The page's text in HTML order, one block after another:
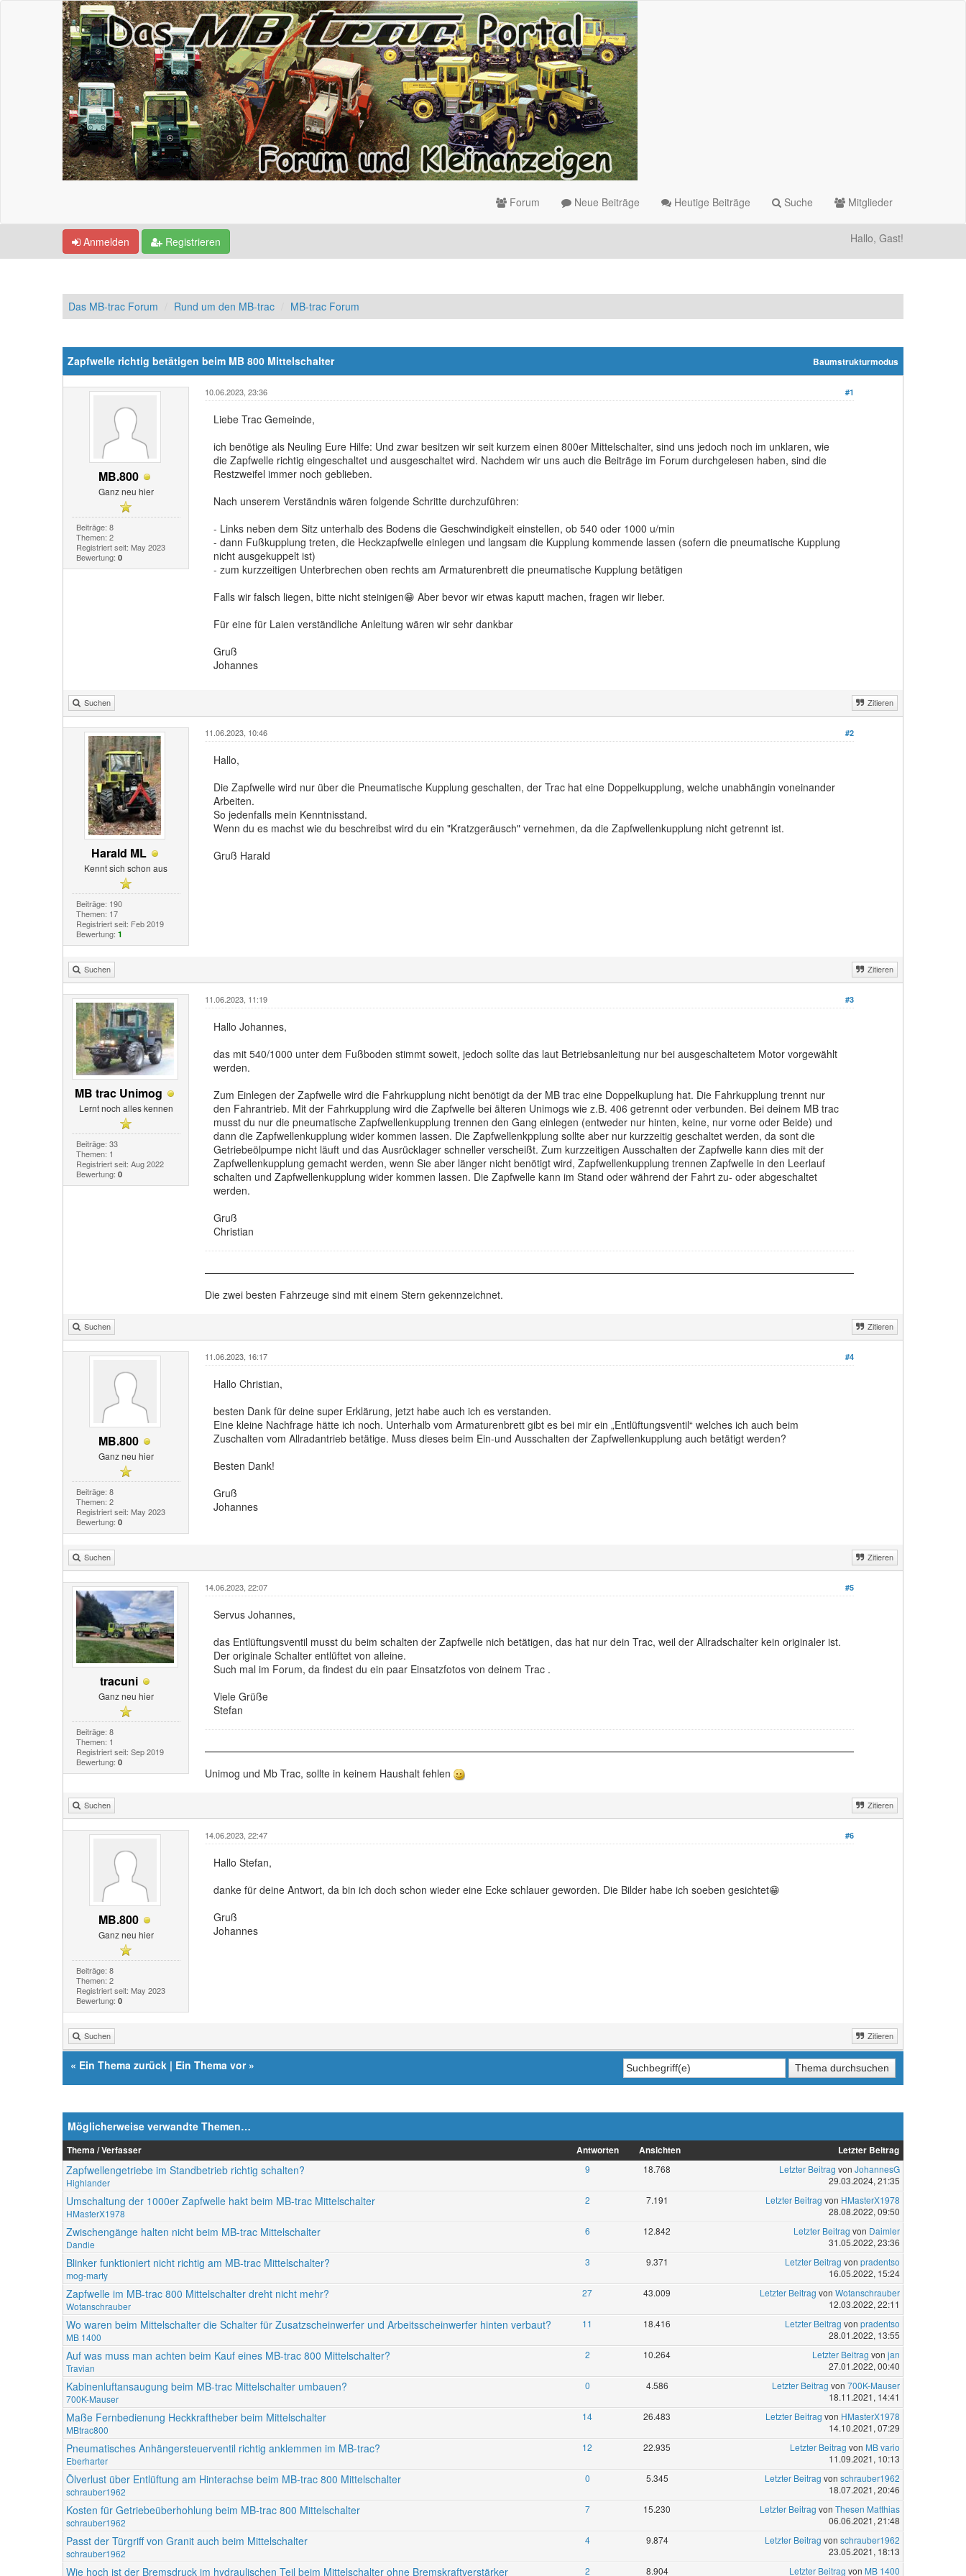
Forum Neue Beiträge Heutige Beiträge Suche Mitglieder
Anmelden Registrieren Hallo, Gast!
Das MB-trac Forum Rund um den MB-trac MB-trac Forum
Baumstrukturmodus
Zapfwelle richtig betätigen beim MB 800 Mittelschalter
MB.800
Ganz neu hier
Beiträge: 8
Themen: 2
Registriert seit: May 2023
Bewertung: 0
#1
10.06.2023, 23:36
Liebe Trac Gemeinde,
ich benötige als Neuling Eure Hilfe: Und zwar besitzen wir seit kurzem einen 800er Mittelschalter, sind uns jedoch noch im unklaren, wie
die Zapfwelle richtig eingeschaltet und ausgeschaltet wird. Nachdem wir uns auch die Beiträge im Forum durchgelesen haben, sind die
Restzweifel immer noch geblieben.
Nach unserem Verständnis wären folgende Schritte durchzuführen:
- Links neben dem Sitz unterhalb des Bodens die Geschwindigkeit einstellen, ob 540 oder 1000 u/min
- dann Fußkupplung treten, die Heckzapfwelle einlegen und langsam die Kupplung kommende lassen (sofern die pneumatische Kupplung
nicht ausgekuppelt ist)
- zum kurzzeitigen Unterbrechen oben rechts am Armaturenbrett die pneumatische Kupplung betätigen
Falls wir falsch liegen, bitte nicht steinigen😁 Aber bevor wir etwas kaputt machen, fragen wir lieber.
Für eine für Laien verständliche Anleitung wären wir sehr dankbar
Gruß
Johannes
Suchen Zitieren
Harald ML
Kennt sich schon aus
Beiträge: 190
Themen: 17
Registriert seit: Feb 2019
Bewertung: 1
#2
11.06.2023, 10:46
Hallo,
Die Zapfwelle wird nur über die Pneumatische Kupplung geschalten, der Trac hat eine Doppelkupplung, welche unabhängin voneinander
Arbeiten.
So jedenfalls mein Kenntnisstand.
Wenn du es machst wie du beschreibst wird du ein "Kratzgeräusch" vernehmen, da die Zapfwellenkupplung nicht getrennt ist.
Gruß Harald
Suchen Zitieren
MB trac Unimog
Lernt noch alles kennen
Beiträge: 33
Themen: 1
Registriert seit: Aug 2022
Bewertung: 0
#3
11.06.2023, 11:19
Hallo Johannes,
das mit 540/1000 unter dem Fußboden stimmt soweit, jedoch sollte das laut Betriebsanleitung nur bei ausgeschaltetem Motor vorgewählt
werden.
Zum Einlegen der Zapfwelle wird die Fahrkupplung nicht benötigt da der MB trac eine Doppelkuplung hat. Die Fahrkupplung trennt nur
den Fahrantrieb. Mit der Fahrkupplung wird die Zapfwelle bei älteren Unimogs wie z.B. 406 getrennt oder verbunden. Bei deinem MB trac
musst du nur die pneumatische Zapfwellenkupplung trennen den Gang einlegen (entweder nur hinten, keine, nur vorne oder Beide) und
dann die Zapfwellenkupplung wider kommen lassen. Die Zapfwellenkpplung sollte aber nur kurzzeitig geschaltet werden, da sont die
Getriebeölpumpe nicht läuft und das Ausrücklager schneller verscheißt. Zum kurzzeitigen Ausschalten der Zapfwelle kann dies mit der
Zapfwellenkupplung gemacht werden, wenn Sie aber länger nicht benötigt wird, Zapfwellenkupplung trennen Zapfwelle in den Leerlauf
schalten und Zapfwellenkupplung wider kommen lassen. Die Zapfwelle kann im Stand oder während der Fahrt zu- oder abgeschaltet
werden.
Gruß
Christian
Die zwei besten Fahrzeuge sind mit einem Stern gekennzeichnet.
Suchen Zitieren
MB.800
Ganz neu hier
Beiträge: 8
Themen: 2
Registriert seit: May 2023
Bewertung: 0
#4
11.06.2023, 16:17
Hallo Christian,
besten Dank für deine super Erklärung, jetzt habe auch ich es verstanden.
Eine kleine Nachfrage hätte ich noch. Unterhalb vom Armaturenbrett gibt es bei mir ein „Entlüftungsventil“ welches ich auch beim
Zuschalten vom Allradantrieb betätige. Muss dieses beim Ein-und Ausschalten der Zapfwellenkupplung auch betätigt werden?
Besten Dank!
Gruß
Johannes
Suchen Zitieren
tracuni
Ganz neu hier
Beiträge: 8
Themen: 1
Registriert seit: Sep 2019
Bewertung: 0
#5
14.06.2023, 22:07
Servus Johannes,
das Entlüftungsventil musst du beim schalten der Zapfwelle nich betätigen, das hat nur dein Trac, weil der Allradschalter kein originaler ist.
Der originale Schalter entlüftet von alleine.
Such mal im Forum, da findest du ein paar Einsatzfotos von deinem Trac .
Viele Grüße
Stefan
Unimog und Mb Trac, sollte in keinem Haushalt fehlen
Suchen Zitieren
MB.800
Ganz neu hier
Beiträge: 8
Themen: 2
Registriert seit: May 2023
Bewertung: 0
#6
14.06.2023, 22:47
Hallo Stefan,
danke für deine Antwort, da bin ich doch schon wieder eine Ecke schlauer geworden. Die Bilder habe ich soeben gesichtet😁
Gruß
Johannes
Suchen Zitieren
« Ein Thema zurück | Ein Thema vor»
Möglicherweise verwandte Themen…
Thema / Verfasser Antworten Ansichten Letzter Beitrag
Zapfwellengetriebe im Standbetrieb richtig schalten?
Highlander
9 18.768 Letzter Beitrag von JohannesG
29.03.2024, 21:35
Umschaltung der 1000er Zapfwelle hakt beim MB-trac Mittelschalter
HMasterX1978
2 7.191 Letzter Beitrag von HMasterX1978
28.08.2022, 09:50
Zwischengänge halten nicht beim MB-trac Mittelschalter
Dandie
6 12.842 Letzter Beitrag von Daimler
31.05.2022, 23:36
Blinker funktioniert nicht richtig am MB-trac Mittelschalter?
mog-marty
3 9.371 Letzter Beitrag von pradentso
16.05.2022, 15:24
Zapfwelle im MB-trac 800 Mittelschalter dreht nicht mehr?
Wotanschrauber
27 43.009 Letzter Beitrag von Wotanschrauber
12.03.2022, 22:11
Wo waren beim Mittelschalter die Schalter für Zusatzscheinwerfer und Arbeitsscheinwerfer hinten verbaut?
MB 1400
11 18.416 Letzter Beitrag von pradentso
28.01.2022, 13:55
Auf was muss man achten beim Kauf eines MB-trac 800 Mittelschalter?
Travian
2 10.264 Letzter Beitrag von jan
27.01.2022, 00:40
Kabinenluftansaugung beim MB-trac Mittelschalter umbauen?
700K-Mauser
0 4.586 Letzter Beitrag von 700K-Mauser
18.11.2021, 14:41
Maße Fernbedienung Heckkraftheber beim Mittelschalter
MBtrac800
14 26.483 Letzter Beitrag von HMasterX1978
14.10.2021, 07:29
Pneumatisches Anhängersteuerventil richtig anklemmen im MB-trac?
Eberharter
12 22.935 Letzter Beitrag von MB vario
11.09.2021, 10:13
Ölverlust über Entlüftung am Hinterachse beim MB-trac 800 Mittelschalter
schrauber1962
0 5.345 Letzter Beitrag von schrauber1962
18.07.2021, 20:46
Kosten für Getriebeüberhohlung beim MB-trac 800 Mittelschalter
schrauber1962
7 15.230 Letzter Beitrag von Thesen Matthias
06.06.2021, 21:48
Passt der Türgriff von Granit auch beim Mittelschalter
schrauber1962
4 9.874 Letzter Beitrag von schrauber1962
23.05.2021, 18:13
Wie hoch ist der Bremsdruck im hydraulischen Teil beim Mittelschalter ohne Bremskraftverstärker 2 8.904 Letzter Beitrag von MB 1400